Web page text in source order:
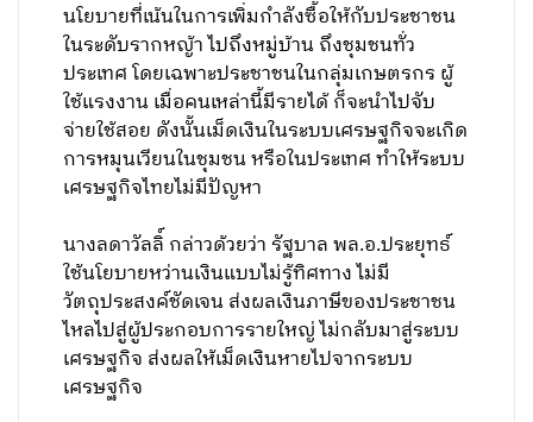
นโยบายที่เน้นในการเพิ่มกำลังซื้อให้กับประชาชน
ในระดับรากหญ้า ไปถึงหมู่บ้าน ถึงชุมชนทั่ว
ประเทศ โดยเฉพาะประชาชนในกลุ่มเกษตรกร ผู้
ใช้แรงงาน เมื่อคนเหล่านี้มีรายได้ ก็จะนำไปจับ
จ่ายใช้สอย ดังนั้นเม็ดเงินในระบบเศรษฐกิจจะเกิด
การหมุนเวียนในชุมชน หรือในประเทศ ทำให้ระบบ
เศรษฐกิจไทยไม่มีปัญหา
นางลดาวัลลิ์ กล่าวด้วยว่า รัฐบาล พล.อ.ประยุทธ์
ใช้นโยบายหว่านเงินแบบไม่รู้ทิศทาง ไม่มี
วัตถุประสงค์ชัดเจน ส่งผลเงินภาษีของประชาชน
ไหลไปสู่ผู้ประกอบการรายใหญ่ ไม่กลับมาสู่ระบบ
เศรษฐกิจ ส่งผลให้เม็ดเงินหายไปจากระบบ
เศรษฐกิจ